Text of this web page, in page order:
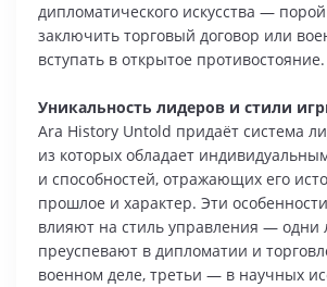
дипломатического искусства —
заключить торговый договор или
вступать в открытое противостояние.
Уникальность лидеров и стили
Ara History Untold придаёт система
из которых обладает
и способностей, отражающих его
прошлое и характер. Эти
влияют на стиль управления — одни
преуспевают в дипломатии и
военном деле, третьи — в научных